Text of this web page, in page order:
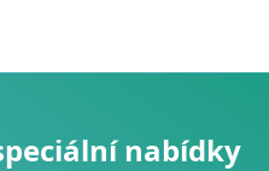
nabídky